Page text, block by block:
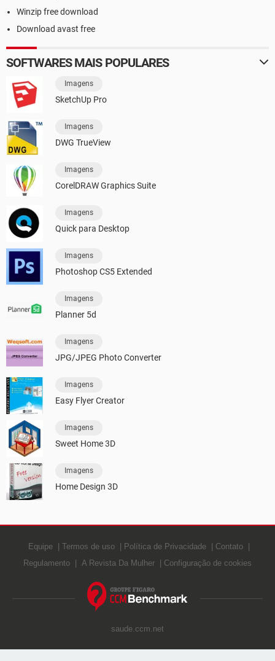
Winzip free download
Download avast free
SOFTWARES MAIS POPULARES
Imagens
SketchUp Pro
Imagens
DWG TrueView
Imagens
CorelDRAW Graphics Suite
Imagens
Quick para Desktop
Imagens
Photoshop CS5 Extended
Imagens
Planner 5d
Imagens
JPG/JPEG Photo Converter
Imagens
Easy Flyer Creator
Imagens
Sweet Home 3D
Imagens
Home Design 3D
Equipe Termos de uso Política de Privacidade
Contato
Regulamento
A Revista Da Mulher Configuração de cookies
saude.ccm.net